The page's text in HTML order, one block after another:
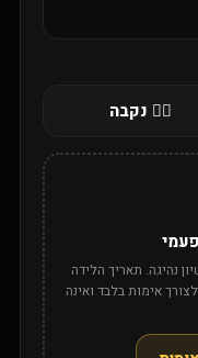
🙋‍♀️ נקבה
נהיגה. תאריך הלידה
אימות בלבד ואינה